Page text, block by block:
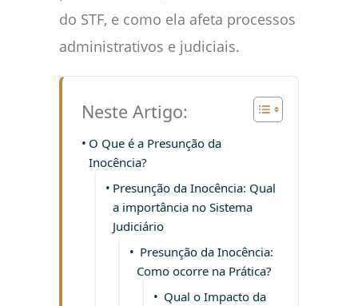
do STF, e como ela afeta processos
administrativos e judiciais.
Neste Artigo:
O Que é a Presunção da
Inocência?
Presunção da Inocência: Qual
a importância no Sistema
Judiciário
Presunção da Inocência:
Como ocorre na Prática?
Qual o Impacto da